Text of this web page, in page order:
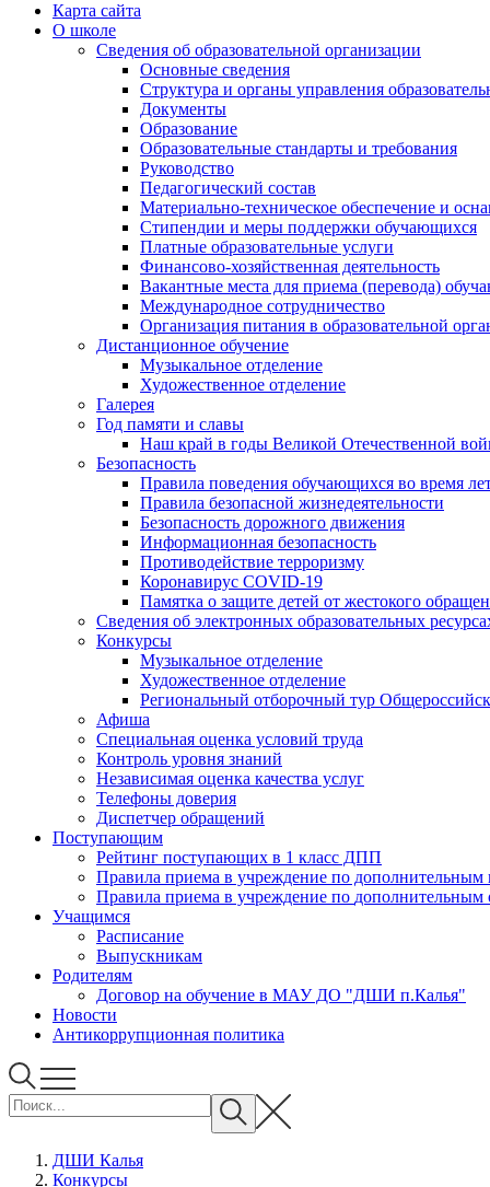
Карта сайта
О школе
Сведения об образовательной организации
Основные сведения
Структура и органы управления
Документы
Образование
Образовательные стандарты и требования
Руководство
Педагогический состав
Материально-техническое обеспечение и
Стипендии и меры поддержки обучающихся
Платные образовательные услуги
Финансово-хозяйственная деятельность
Вакантные места для приема (перевода)
Международное сотрудничество
Организация питания в образовательной
Дистанционное обучение
Музыкальное отделение
Художественное отделение
Галерея
Год памяти и славы
Наш край в годы Великой Отечественной
Безопасность
Правила поведения обучающихся во время
Правила безопасной жизнедеятельности
Безопасность дорожного движения
Информационная безопасность
Противодействие терроризму
Коронавирус COVID-19
Памятка о защите детей от жестокого
Сведения об электронных образовательных
Конкурсы
Музыкальное отделение
Художественное отделение
Региональный отборочный тур
Афиша
Специальная оценка условий труда
Контроль уровня знаний
Независимая оценка качества услуг
Телефоны доверия
Диспетчер обращений
Поступающим
Рейтинг поступающих в 1 класс ДПП
Правила приема в учреждение
Правила приема в
Учащимся
Расписание
Выпускникам
Родителям
Договор на обучение в МАУ ДО "ДШИ п.Калья"
Новости
Антикоррупционная политика
ДШИ Калья
Конкурсы